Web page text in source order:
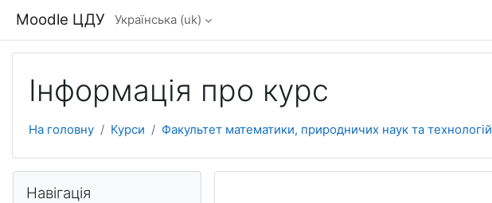
Moodle ЦДУ Українська ‎(uk)‎
Інформація про курс
На головну Курси Факультет математики, природничих наук та технологій
Блоки
Навігація